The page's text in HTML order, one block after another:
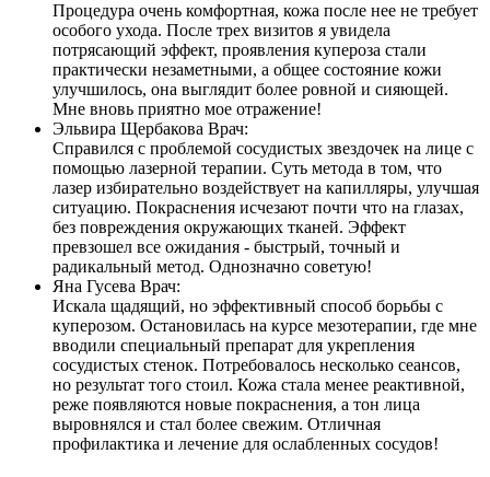
Процедура очень комфортная, кожа после нее не требует
особого ухода. После трех визитов я увидела
потрясающий эффект, проявления купероза стали
практически незаметными, а общее состояние кожи
улучшилось, она выглядит более ровной и сияющей.
Мне вновь приятно мое отражение!
Эльвира Щербакова Врач:
Справился с проблемой сосудистых звездочек на лице с
помощью лазерной терапии. Суть метода в том, что
лазер избирательно воздействует на капилляры, улучшая
ситуацию. Покраснения исчезают почти что на глазах,
без повреждения окружающих тканей. Эффект
превзошел все ожидания - быстрый, точный и
радикальный метод. Однозначно советую!
Яна Гусева Врач:
Искала щадящий, но эффективный способ борьбы с
куперозом. Остановилась на курсе мезотерапии, где мне
вводили специальный препарат для укрепления
сосудистых стенок. Потребовалось несколько сеансов,
но результат того стоил. Кожа стала менее реактивной,
реже появляются новые покраснения, а тон лица
выровнялся и стал более свежим. Отличная
профилактика и лечение для ослабленных сосудов!